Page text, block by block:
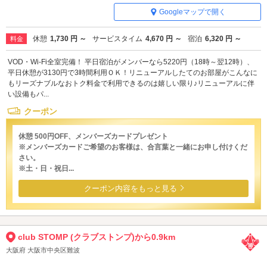
Googleマップで開く
料金 休憩 1,730 円 ～ サービスタイム 4,670 円 ～ 宿泊 6,320 円 ～
VOD・Wi-Fi全室完備！ 平日宿泊がメンバーなら5220円（18時～翌12時）、
平日休憩が3130円で3時間利用ＯＫ！リニューアルしたてのお部屋がこんなに
もリーズナブルなおトク料金で利用できるのは嬉しい限り♪リニューアルに伴
い設備もパ...
クーポン
休憩 500円OFF、メンバーズカードプレゼント
※メンバーズカードご希望のお客様は、合言葉と一緒にお申し付けくだ
さい。
※土・日・祝日...
クーポン内容をもっと見る
club STOMP (クラブストンプ)から0.9km
大阪府 大阪市中央区難波